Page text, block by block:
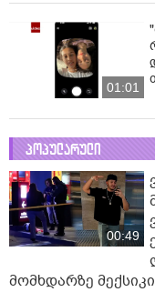
01:01
პოპულარული
00:49
მომხდარზე